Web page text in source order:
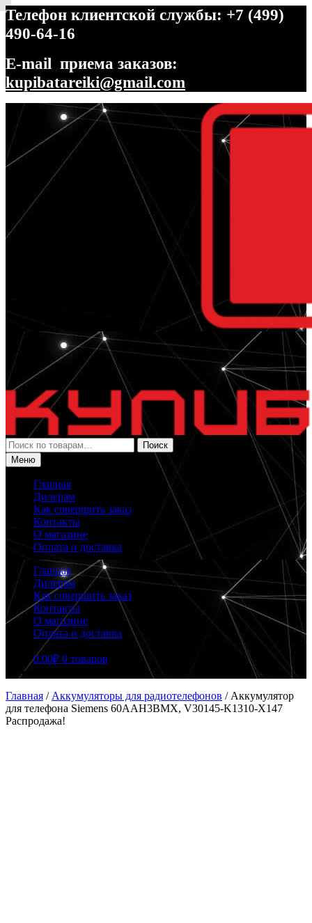
Телефон клиентской службы: +7 (499)
490-64-16
E-mail приема заказов:
kupibatareiki@gmail.com
Перейти
навигации
Перейти
содержимому
Искать:
Поиск
Меню
Главная
Дилерам
Как совершить заказ
Контакты
О магазине
Оплата и доставка
Главная
Дилерам
Как совершить заказ
Контакты
О магазине
Оплата и доставка
0.00₽ 0 товаров
Главная / Аккумуляторы для радиотелефонов / Аккумулятор
для телефона Siemens 60AAH3BMX, V30145-K1310-X147
Распродажа!